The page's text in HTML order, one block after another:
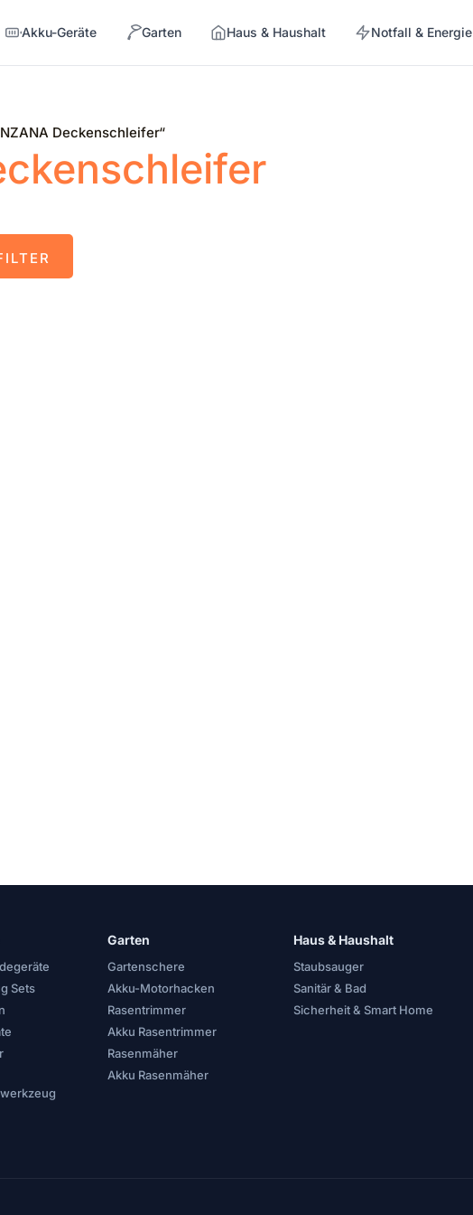
Akku-Geräte Garten Haus & Haushalt Notfall & Energie
Deckenschleifer“
Sets
Garten
Gartenschere
Akku-Motorhacken
Rasentrimmer
Akku Rasentrimmer
Rasenmäher
Akku Rasenmäher
Haus & Haushalt
Staubsauger
Sanitär & Bad
Sicherheit & Smart Home